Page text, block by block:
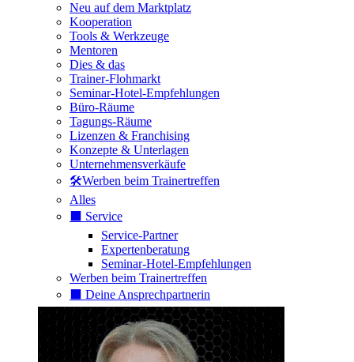
Neu auf dem Marktplatz
Kooperation
Tools & Werkzeuge
Mentoren
Dies & das
Trainer-Flohmarkt
Seminar-Hotel-Empfehlungen
Büro-Räume
Tagungs-Räume
Lizenzen & Franchising
Konzepte & Unterlagen
Unternehmensverkäufe
🛠️Werben beim Trainertreffen
Alles
⬛️ Service
Service-Partner
Expertenberatung
Seminar-Hotel-Empfehlungen
Werben beim Trainertreffen
⬛️ Deine Ansprechpartnerin